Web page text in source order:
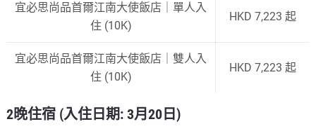
宜必思尚品首爾江南大使飯店｜單人入
住 (10K)
HKD 7,223 起
宜必思尚品首爾江南大使飯店｜雙人入
住 (10K)
HKD 7,223 起
2晚住宿 (入住日期: 3月20日)